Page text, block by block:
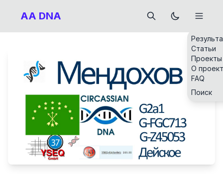
AA DNA
Статьи
Проекты
О
FAQ
Поиск